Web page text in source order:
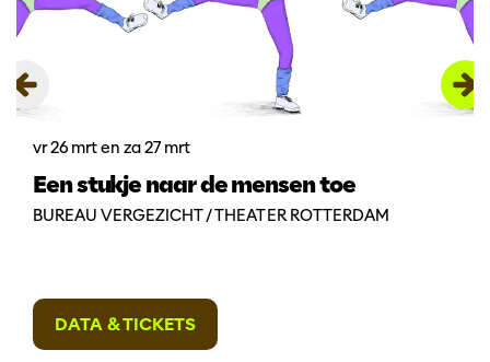
Een stukje naar de mensen toe
BUREAU VERGEZICHT / THEATER ROTTERDAM
vr 26 mrten za 27 mrt
DATA & TICKETS